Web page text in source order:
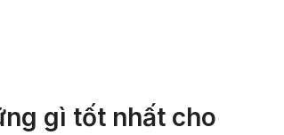
gì tốt nhất cho